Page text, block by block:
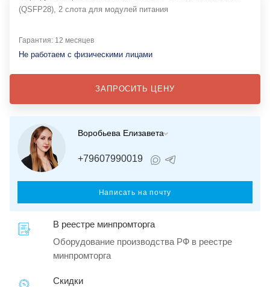
(QSFP28), 2 слота для модулей питания
Гарантия: 12 месяцев
Не работаем с физическими лицами
ЗАПРОСИТЬ ЦЕНУ
Воробьева Елизавета
+79607990019
Написать на почту
В реестре минпромторга
Оборудование производства РФ в реестре
минпромторга
Скидки